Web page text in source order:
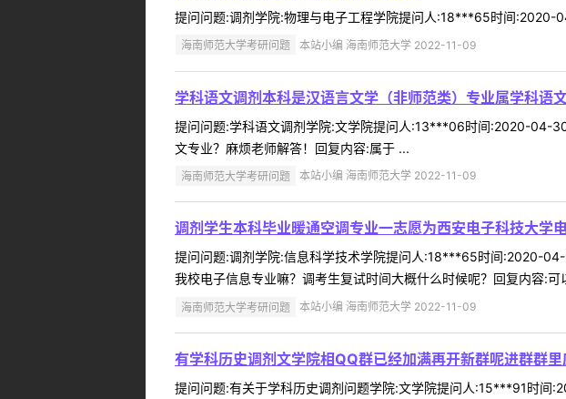
提问问题:调剂学院:物理与电子工程学院提问人:18***65时间:2020-
海南师范大学考研问题 本站小编 海南师范大学 2022-11-09
学科语文调剂本科是汉语言文学（非师范类）专业属学科语
提问问题:学科语文调剂学院:文学院提问人:13***06时间:2020-04-
文专业？麻烦老师解答！回复内容:属于 ...
海南师范大学考研问题 本站小编 海南师范大学 2022-11-09
调剂学生本科毕业暖通空调专业一志愿为西安电子科技大学
提问问题:调剂学院:信息科学技术学院提问人:18***65时间:2020-
我校电子信息专业嘛？调考生复试时间大概什么时候呢？回复内容:
海南师范大学考研问题 本站小编 海南师范大学 2022-11-09
有学科历史调剂文学院相QQ群已经加满再开新群呢进群群
提问问题:有关于学科历史调剂问题学院:文学院提问人:15***91时间